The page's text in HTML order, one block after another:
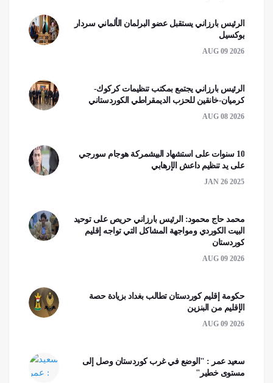
الرئيس بارزاني يستقبل عضو البرلمان الألماني سردار
يوكسيل
AUG 09 2026
الرئيس بارزاني يجتمع بمكتب تنظيمات كركوك-
كرميان-خانقين للحزب الديمقراطي الكوردستاني
AUG 08 2026
10 سنوات على استشهاد البيشمركة هوجام سورجي
على يد تنظيم داعش الإرهابي
JAN 26 2025
محمد حاج محمود: الرئيس بارزاني حريص على توحيد
البيت الكوردي ومواجهة المشاكل التي تواجه إقليم
كوردستان
AUG 09 2026
حكومة إقليم كوردستان تطالب بغداد بزيادة حصة
الإقليم من البنزين
AUG 09 2026
سعيد عمر : "الوضع في غرب كوردستان وصل إلى
مستوى خطير"